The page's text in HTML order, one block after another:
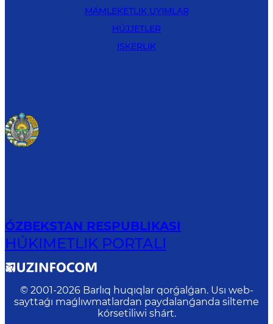
MÁMLEKETLIK UYIMLAR
HÚJJETLER
ISKERLIK
ÓZBEKSTAN RESPUBLIKASI
HÚKIMETLIK PORTALI
© 2001-2026 Barlıq huqıqlar qorǵalǵan. Usı web-
sayttaǵı maǵlıwmatlardan paydalanǵanda silteme
kórsetiliwi shárt.